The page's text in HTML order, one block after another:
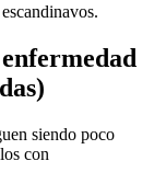
siendo poco
con